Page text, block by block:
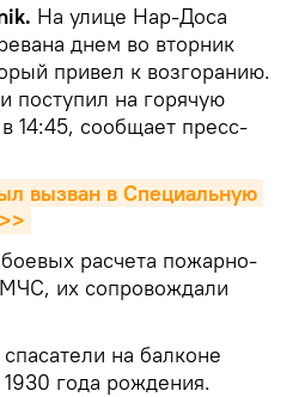
На улице Нар-Доса
днем во вторник
привел к возгоранию.
поступил на горячую
в 14:45, сообщает пресс-
вызван в Специальную
расчета пожарно-
МЧС, их сопровождали
на балконе
года рождения.